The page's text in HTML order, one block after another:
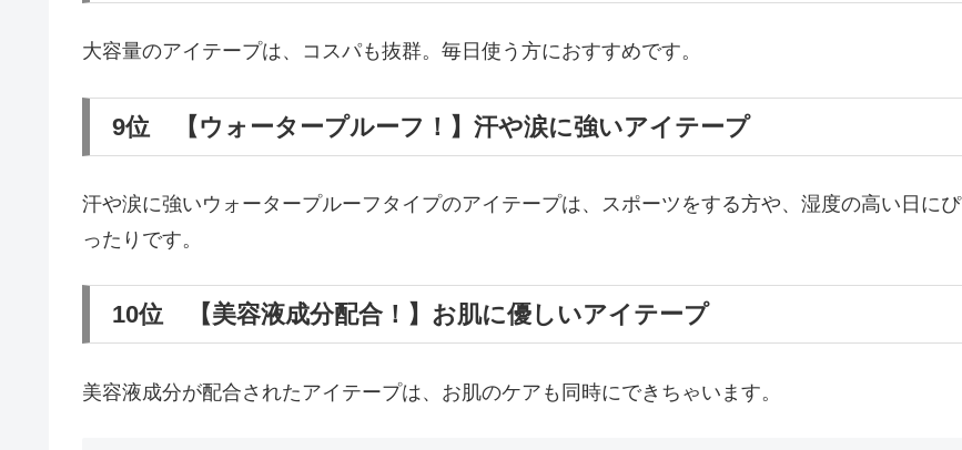
大容量のアイテープは、コスパも抜群。毎日使う方におすすめです。
9位 【ウォータープルーフ！】汗や涙に強いアイテープ
汗や涙に強いウォータープルーフタイプのアイテープは、スポーツをする方や、湿度の高い日にぴ
ったりです。
10位 【美容液成分配合！】お肌に優しいアイテープ
美容液成分が配合されたアイテープは、お肌のケアも同時にできちゃいます。